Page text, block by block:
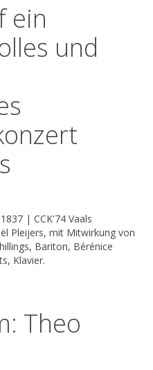
ein
und
| CCK'74 Vaals
Pleijers, mit Mitwirkung von
Bariton, Bérénice
Klavier.
Theo